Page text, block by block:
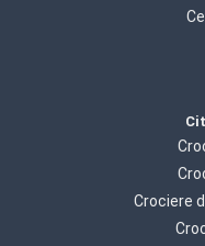
Crociere